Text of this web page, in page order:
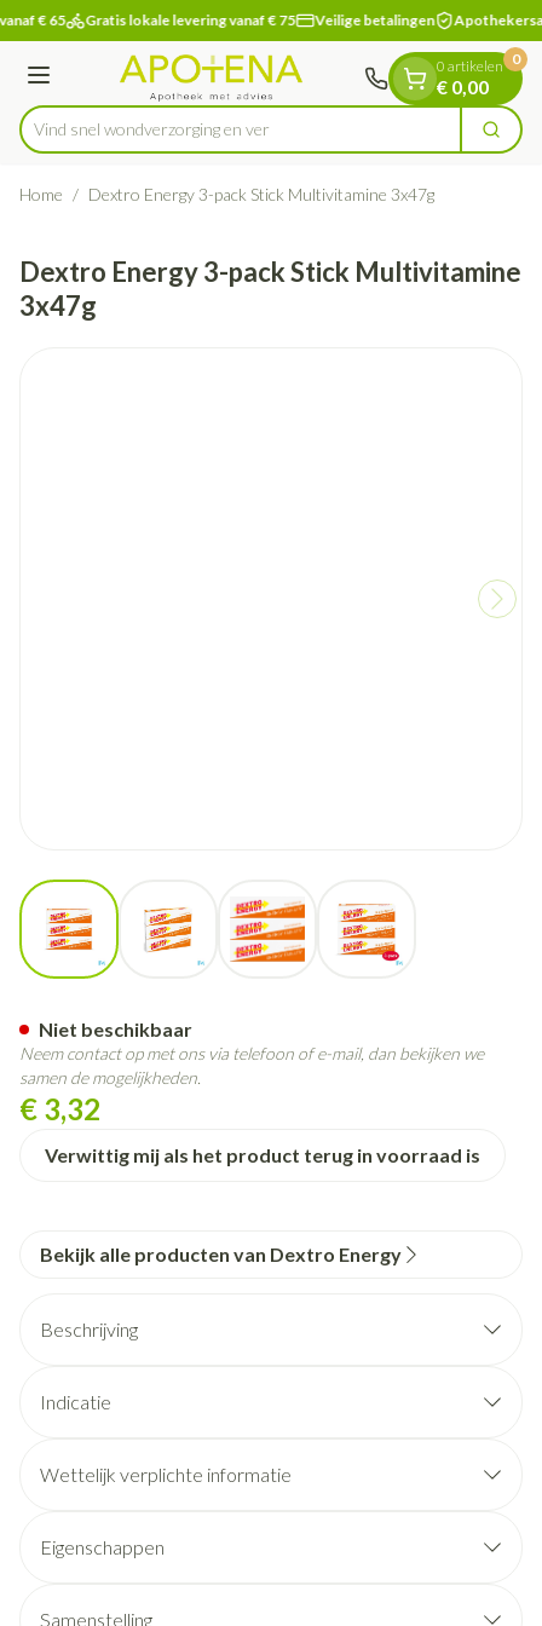
Ga naar de inhoud
1 van 1
€ 65 Gratis lokale levering vanaf € 75 Veilige betalingen
Menu
Product, merk, categorie...
Vind snel wondverzorgin Zoek
0 artikelen
€ 0,00
0
Home / Dextro Energy 3-pack Stick Multivitamine 3x47g
Dextro Energy 3-pack Stick Multivitamine
3x47g
View larger imageView larger image
€ 3,32
Verwittig mij als het product terug in voorraad is
Niet beschikbaar
Neem contact op met ons via telefoon of e-mail, dan bekijken we
samen de mogelijkheden.
Bekijk alle producten van Dextro Energy
Beschrijving
Indicatie
Wettelijk verplichte informatie
Eigenschappen
onderweg
Samenstelling